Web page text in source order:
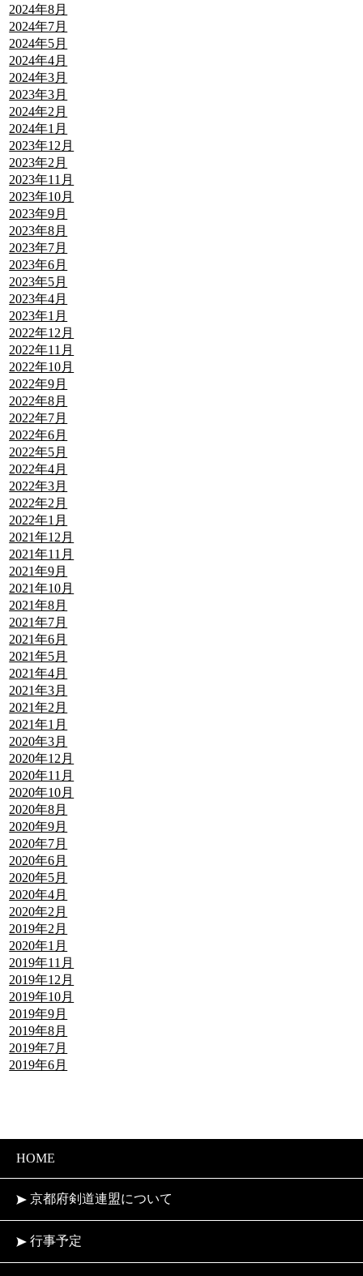
2024年8月
2024年7月
2024年5月
2024年4月
2024年3月
2023年3月
2024年2月
2024年1月
2023年12月
2023年2月
2023年11月
2023年10月
2023年9月
2023年8月
2023年7月
2023年6月
2023年5月
2023年4月
2023年1月
2022年12月
2022年11月
2022年10月
2022年9月
2022年8月
2022年7月
2022年6月
2022年5月
2022年4月
2022年3月
2022年2月
2022年1月
2021年12月
2021年11月
2021年9月
2021年10月
2021年8月
2021年7月
2021年6月
2021年5月
2021年4月
2021年3月
2021年2月
2021年1月
2020年3月
2020年12月
2020年11月
2020年10月
2020年8月
2020年9月
2020年7月
2020年6月
2020年5月
2020年4月
2020年2月
2019年2月
2020年1月
2019年11月
2019年12月
2019年10月
2019年9月
2019年8月
2019年7月
2019年6月
HOME
京都府剣道連盟について
行事予定